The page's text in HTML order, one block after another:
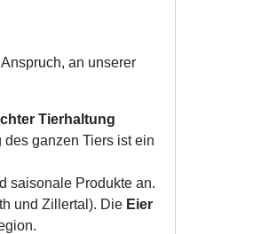
an unserer
Tierhaltung
ganzen Tiers ist ein
saisonale Produkte an.
und Zillertal). Die Eier